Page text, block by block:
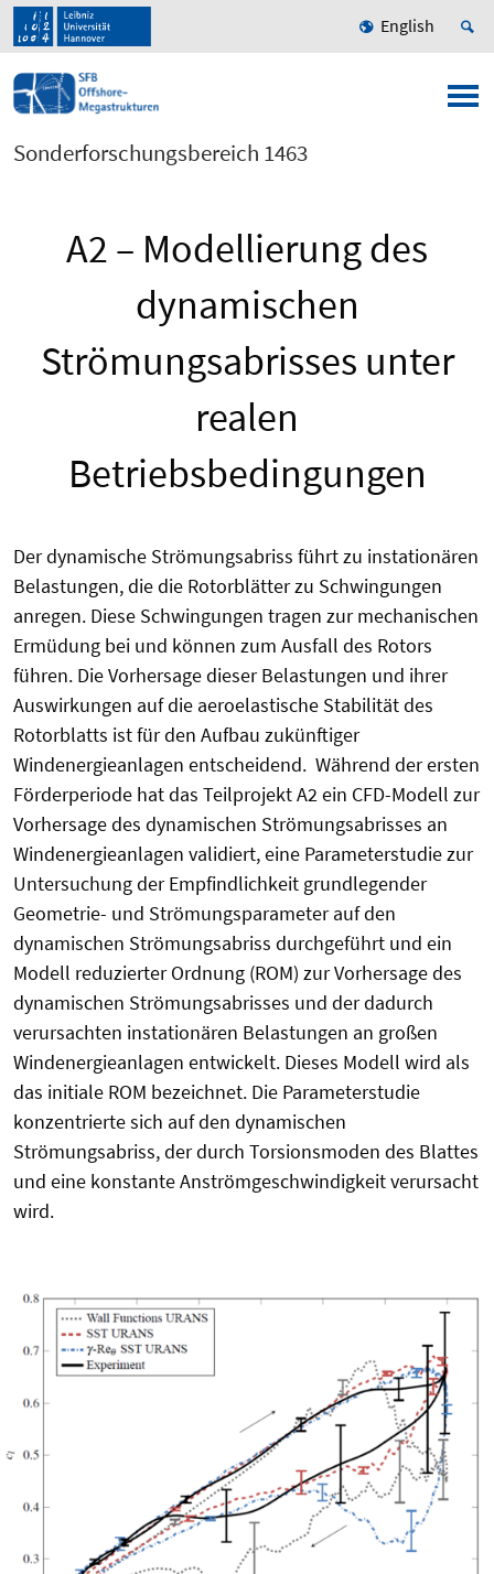
English
Sonderforschungsbereich 1463
A2 – Modellierung des
dynamischen
Strömungsabrisses unter
realen
Betriebsbedingungen
Der dynamische Strömungsabriss führt zu instationären
Belastungen, die die Rotorblätter zu Schwingungen
anregen. Diese Schwingungen tragen zur mechanischen
Ermüdung bei und können zum Ausfall des Rotors
führen. Die Vorhersage dieser Belastungen und ihrer
Auswirkungen auf die aeroelastische Stabilität des
Rotorblatts ist für den Aufbau zukünftiger
Windenergieanlagen entscheidend. Während der ersten
Förderperiode hat das Teilprojekt A2 ein CFD-Modell zur
Vorhersage des dynamischen Strömungsabrisses an
Windenergieanlagen validiert, eine Parameterstudie zur
Untersuchung der Empfindlichkeit grundlegender
Geometrie- und Strömungsparameter auf den
dynamischen Strömungsabriss durchgeführt und ein
Modell reduzierter Ordnung (ROM) zur Vorhersage des
dynamischen Strömungsabrisses und der dadurch
verursachten instationären Belastungen an großen
Windenergieanlagen entwickelt. Dieses Modell wird als
das initiale ROM bezeichnet. Die Parameterstudie
konzentrierte sich auf den dynamischen
Strömungsabriss, der durch Torsionsmoden des Blattes
und eine konstante Anströmgeschwindigkeit verursacht
wird.